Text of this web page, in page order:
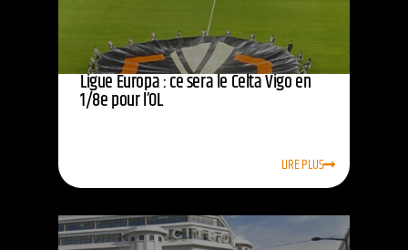
Ligue Europa : ce sera le Celta Vigo en
1/8e pour l’OL
LIRE PLUS